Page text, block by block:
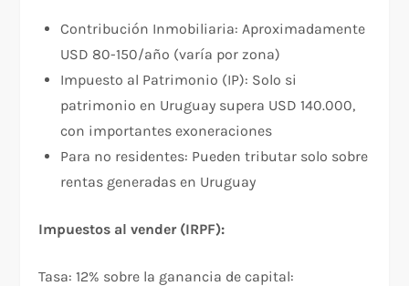
Contribución Inmobiliaria: Aproximadamente
USD 80-150/año (varía por zona)
Impuesto al Patrimonio (IP): Solo si
patrimonio en Uruguay supera USD 140.000,
con importantes exoneraciones
Para no residentes: Pueden tributar solo sobre
rentas generadas en Uruguay
Impuestos al vender (IRPF):
Tasa: 12% sobre la ganancia de capital:​